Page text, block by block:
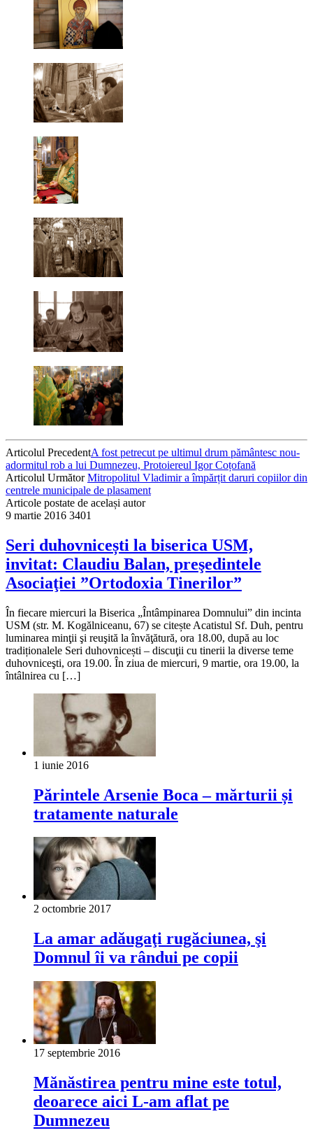
Articolul PrecedentA fost petrecut pe ultimul drum pământesc nou-
adormitul rob a lui Dumnezeu, Protoiereul Igor Coțofană
Articolul UrmătorMitropolitul Vladimir a împărțit daruri copiilor din
centrele municipale de plasament
Articole postate de același autor
9 martie 2016 3401
Seri duhovnicești la biserica USM,
invitat: Claudiu Balan, preşedintele
Asociaţiei ”Ortodoxia Tinerilor”
În fiecare miercuri la Biserica „Întâmpinarea Domnului” din incinta
USM (str. M. Kogălniceanu, 67) se citește Acatistul Sf. Duh, pentru
luminarea minţii şi reuşită la învăţătură, ora 18.00, după au loc
tradiționalele Seri duhovnicești – discuţii cu tinerii la diverse teme
duhovniceşti, ora 19.00. În ziua de miercuri, 9 martie, ora 19.00, la
întâlnirea cu […]
1 iunie 2016
Părintele Arsenie Boca – mărturii și
tratamente naturale
2 octombrie 2017
La amar adăugaţi rugăciunea, şi
Domnul îi va rândui pe copii
17 septembrie 2016
Mănăstirea pentru mine este totul,
deoarece aici L-am aflat pe
Dumnezeu